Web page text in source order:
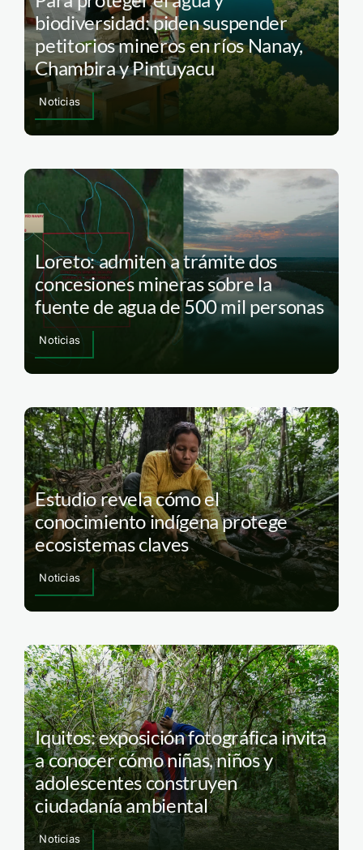
biodiversidad: piden suspender
petitorios mineros en ríos Nanay,
Chambira y Pintuyacu
Noticias
Loreto: admiten a trámite dos
concesiones mineras sobre la
fuente de agua de 500 mil personas
Noticias
Estudio revela cómo el
conocimiento indígena protege
ecosistemas claves
Noticias
Iquitos: exposición fotográfica invita
a conocer cómo niñas, niños y
adolescentes construyen
ciudadanía ambiental
Noticias